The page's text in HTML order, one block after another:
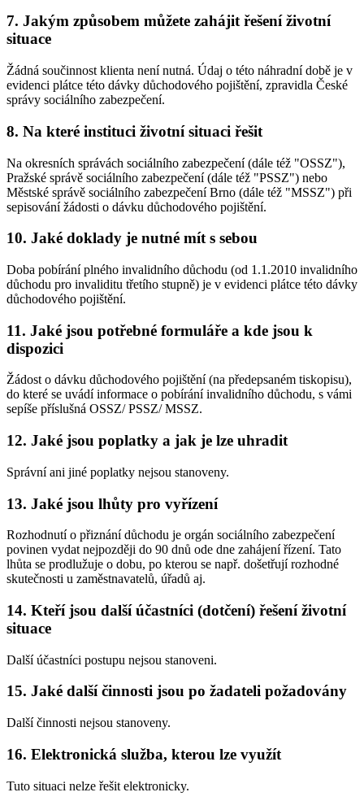
7. Jakým způsobem můžete zahájit řešení životní
situace
Žádná součinnost klienta není nutná. Údaj o této náhradní době je v
evidenci plátce této dávky důchodového pojištění, zpravidla České
správy sociálního zabezpečení.
8. Na které instituci životní situaci řešit
Na okresních správách sociálního zabezpečení (dále též "OSSZ"),
Pražské správě sociálního zabezpečení (dále též "PSSZ") nebo
Městské správě sociálního zabezpečení Brno (dále též "MSSZ") při
sepisování žádosti o dávku důchodového pojištění.
10. Jaké doklady je nutné mít s sebou
Doba pobírání plného invalidního důchodu (od 1.1.2010 invalidního
důchodu pro invaliditu třetího stupně) je v evidenci plátce této dávky
důchodového pojištění.
11. Jaké jsou potřebné formuláře a kde jsou k
dispozici
Žádost o dávku důchodového pojištění (na předepsaném tiskopisu),
do které se uvádí informace o pobírání invalidního důchodu, s vámi
sepíše příslušná OSSZ/ PSSZ/ MSSZ.
12. Jaké jsou poplatky a jak je lze uhradit
Správní ani jiné poplatky nejsou stanoveny.
13. Jaké jsou lhůty pro vyřízení
Rozhodnutí o přiznání důchodu je orgán sociálního zabezpečení
povinen vydat nejpozději do 90 dnů ode dne zahájení řízení. Tato
lhůta se prodlužuje o dobu, po kterou se např. došetřují rozhodné
skutečnosti u zaměstnavatelů, úřadů aj.
14. Kteří jsou další účastníci (dotčení) řešení životní
situace
Další účastníci postupu nejsou stanoveni.
15. Jaké další činnosti jsou po žadateli požadovány
Další činnosti nejsou stanoveny.
16. Elektronická služba, kterou lze využít
Tuto situaci nelze řešit elektronicky.